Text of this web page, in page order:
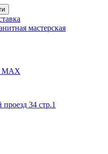
мастерская
34 стр.1